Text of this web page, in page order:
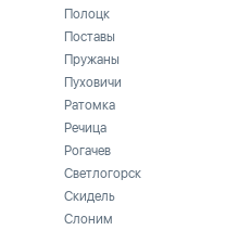
Полоцк
Поставы
Пружаны
Пуховичи
Ратомка
Речица
Рогачев
Светлогорск
Скидель
Слоним